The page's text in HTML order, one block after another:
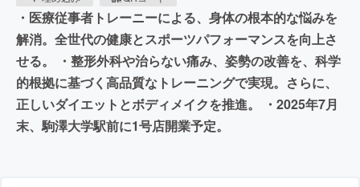
・医療従事者トレーニーによる、身体の根本的な悩みを
解消。全世代の健康とスポーツパフォーマンスを向上さ
せる。 ・整形外科や治らない痛み、姿勢の改善を、科学
的根拠に基づく高品質なトレーニングで実現。さらに、
正しいダイエットとボディメイクを推進。 ・2025年7月
末、駒澤大学駅前に1号店開業予定。